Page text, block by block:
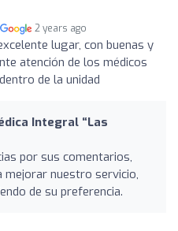
2 years ago
lugar, con buenas y
atención de los médicos
de la unidad
Integral “Las
por sus comentarios,
mejorar nuestro servicio,
de su preferencia.